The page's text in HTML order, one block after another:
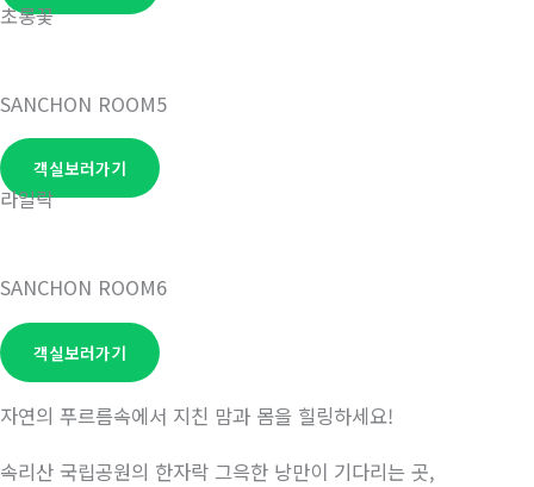
초롱꽃
SANCHON ROOM5
객실보러가기
라일락
SANCHON ROOM6
객실보러가기
자연의 푸르름속에서 지친 맘과 몸을 힐링하세요!
속리산 국립공원의 한자락 그윽한 낭만이 기다리는 곳,